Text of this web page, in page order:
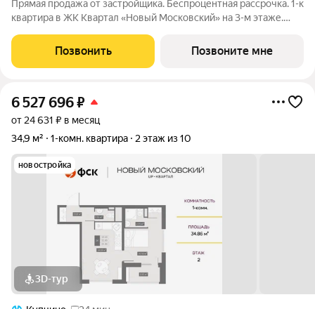
Прямая продажа от застройщика. Беспроцентная рассрочка. 1-к
квартира в ЖК Квартал «Новый Московский» на 3-м этаже.
квартал «Новый Московский» в Пушкинском районе. Этот
комплекс объединит в себе
Позвонить Позвоните мне
6 527 696₽
от 24 631 ₽ в месяц
34,9 м²
1-комн. квартира 2 этаж из 10
новостройка
3D-тур